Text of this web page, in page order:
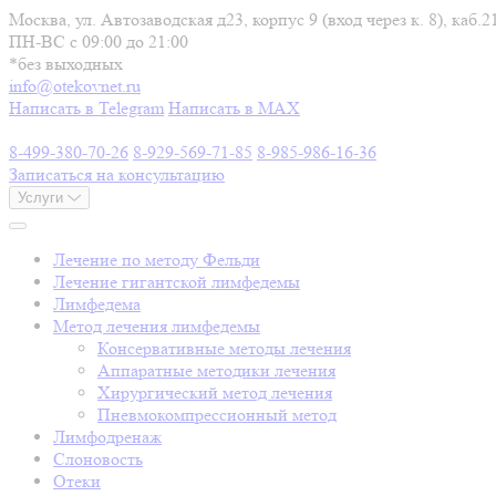
Москва, ул. Автозаводская д23, корпус 9 (вход через к. 8),
ПН-ВС c 09:00 до 21:00
*без выходных
info@otekovnet.ru
Написать в Telegram Написать в MAX
8-499-380-70-26 8-929-569-71-85 8-985-986-16-36
Записаться на консультацию
Услуги
Лечение по методу Фельди
Лечение гигантской лимфедемы
Лимфедема
Метод лечения лимфедемы
Консервативные методы лечения
Аппаратные методики лечения
Хирургический метод лечения
Пневмокомпрессионный метод
Лимфодренаж
Слоновость
Отеки